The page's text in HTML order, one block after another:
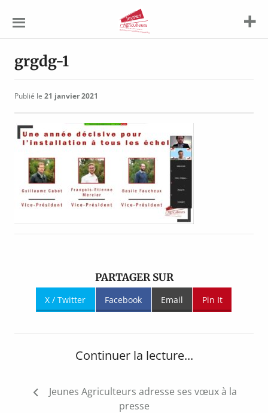
Agriculteurs
grgdg-1
Publié le 21 janvier 2021
PARTAGER SUR
X / Twitter Facebook Email Pin It
Continuer la lecture...
Navigation
Jeunes Agriculteurs adresse ses vœux à la
presse